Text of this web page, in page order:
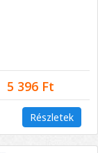
5 396 Ft
Részletek